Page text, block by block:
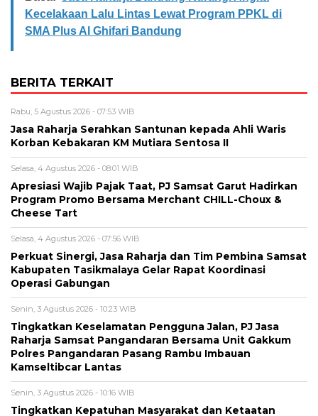
Kecelakaan Lalu Lintas Lewat Program PPKL di
SMA Plus Al Ghifari Bandung
BERITA TERKAIT
Rabu, 5 Agustus 2026 - 07:53 WIB
Jasa Raharja Serahkan Santunan kepada Ahli Waris
Korban Kebakaran KM Mutiara Sentosa II
Selasa, 4 Agustus 2026 - 08:01 WIB
Apresiasi Wajib Pajak Taat, PJ Samsat Garut Hadirkan
Program Promo Bersama Merchant CHILL-Choux &
Cheese Tart
Selasa, 4 Agustus 2026 - 07:56 WIB
Perkuat Sinergi, Jasa Raharja dan Tim Pembina Samsat
Kabupaten Tasikmalaya Gelar Rapat Koordinasi
Operasi Gabungan
Senin, 3 Agustus 2026 - 10:23 WIB
Tingkatkan Keselamatan Pengguna Jalan, PJ Jasa
Raharja Samsat Pangandaran Bersama Unit Gakkum
Polres Pangandaran Pasang Rambu Imbauan
Kamseltibcar Lantas
Senin, 3 Agustus 2026 - 10:16 WIB
Tingkatkan Kepatuhan Masyarakat dan Ketaatan